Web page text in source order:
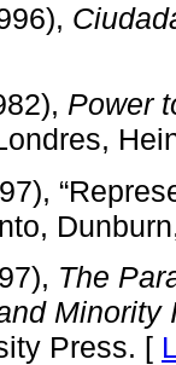
Power
The
Minority
Press. [